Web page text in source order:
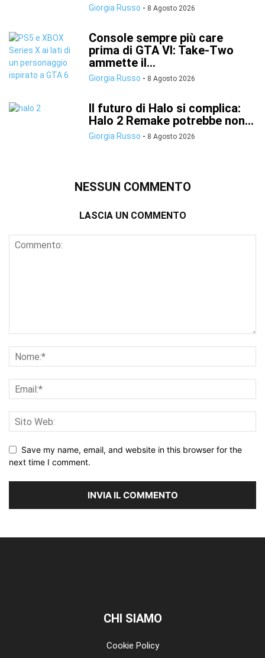
Giorgia Russo - 8 Agosto 2026
Console sempre più care
prima di GTA VI: Take-Two
ammette il...
Giorgia Russo - 8 Agosto 2026
Il futuro di Halo si complica:
Halo 2 Remake potrebbe non...
Giorgia Russo - 8 Agosto 2026
NESSUN COMMENTO
LASCIA UN COMMENTO
Save my name, email, and website in this browser for the
next time I comment.
CHI SIAMO
Cookie Policy